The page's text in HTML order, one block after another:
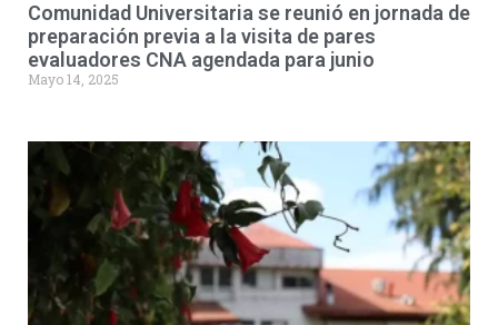
Comunidad Universitaria se reunió en jornada de
preparación previa a la visita de pares
evaluadores CNA agendada para junio
Mayo 14, 2025